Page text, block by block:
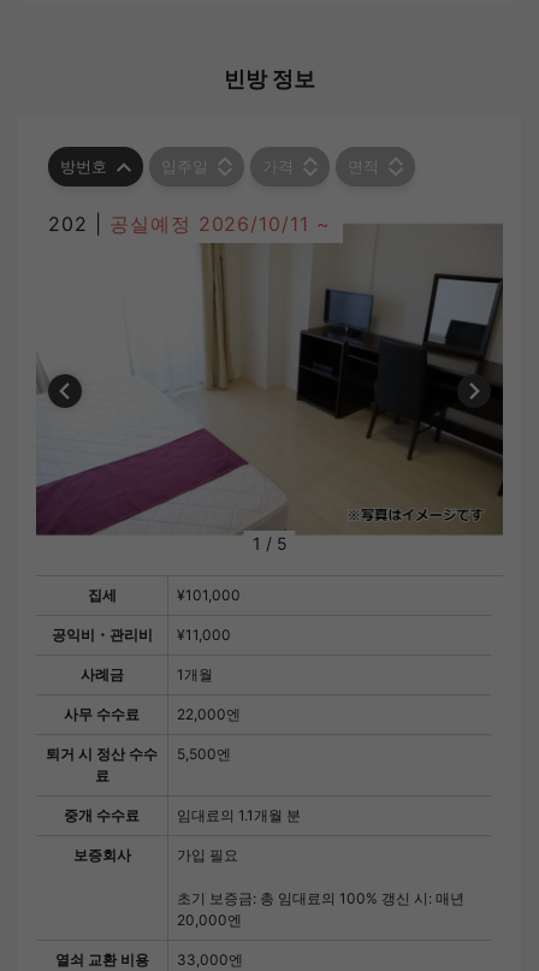
빈방 정보
방번호 입주일 가격 면적
202 | 공실예정 2026/10/11 ~
1 / 5
집세 ¥101,000
공익비・관리비 ¥11,000
사례금 1개월
사무 수수료 22,000엔
퇴거 시 정산 수수
료
5,500엔
중개 수수료 임대료의 1.1개월 분
보증회사 가입 필요
초기 보증금: 총 임대료의 100% 갱신 시: 매년
20,000엔
열쇠 교환 비용 33,000엔